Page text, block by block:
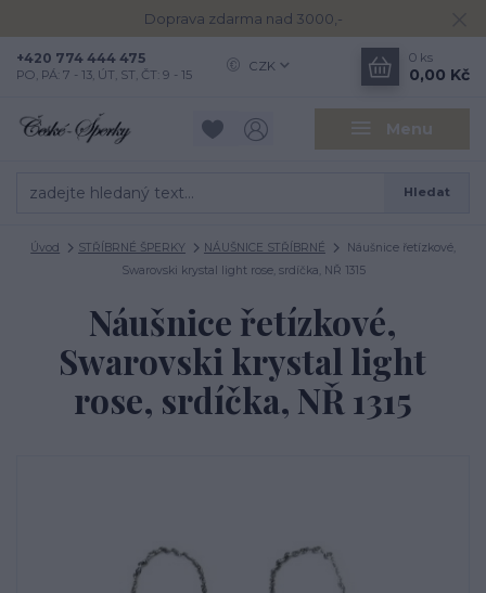
Doprava zdarma nad 3000,-
Menu
CZK
Hledat
+420 774 444 475
PO, PÁ: 7 - 13, ÚT, ST, ČT: 9 - 15
0 ks
0,00 Kč
Úvod STŘÍBRNÉ ŠPERKY NÁUŠNICE STŘÍBRNÉ
Náušnice řetízkové,
Swarovski krystal light rose, srdíčka, NŘ 1315
Náušnice řetízkové,
Swarovski krystal light
rose, srdíčka, NŘ 1315